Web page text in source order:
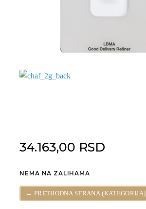
34.163,00 RSD
NEMA NA ZALIHAMA
← PRETHODNA STRANA (KATEGORIJA)